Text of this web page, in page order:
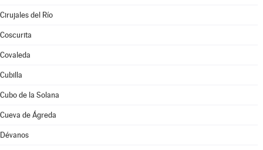
Cirujales del Río
Coscurita
Covaleda
Cubilla
Cubo de la Solana
Cueva de Ágreda
Dévanos